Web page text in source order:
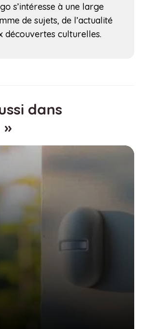
s’intéresse à une large
de sujets, de l’actualité
découvertes culturelles.
dans
»